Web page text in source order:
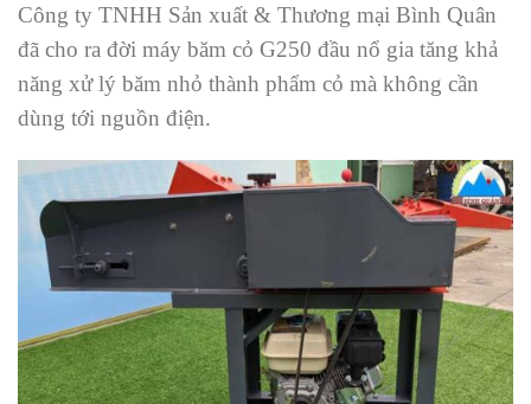
Công ty TNHH Sản xuất & Thương mại Bình Quân
đã cho ra đời máy băm cỏ G250 đầu nổ gia tăng khả
năng xử lý băm nhỏ thành phẩm cỏ mà không cần
dùng tới nguồn điện.